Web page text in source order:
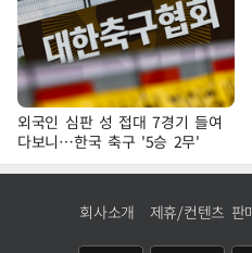
외국인 심판 성 접대 7경기 들여
다보니…한국 축구 '5승 2무'
회사소개 제휴/컨텐츠 판